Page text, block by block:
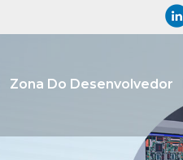
Zona Do Desenvolvedor